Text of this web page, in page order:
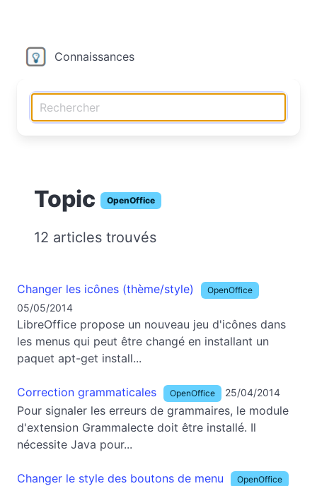
Connaissances
Topic OpenOffice
12 articles trouvés
Changer les icônes (thème/style) OpenOffice
05/05/2014
LibreOffice propose un nouveau jeu d'icônes dans
les menus qui peut être changé en installant un
paquet apt-get install...
Correction grammaticales OpenOffice 25/04/2014
Pour signaler les erreurs de grammaires, le module
d'extension Grammalecte doit être installé. Il
nécessite Java pour...
Changer le style des boutons de menu OpenOffice